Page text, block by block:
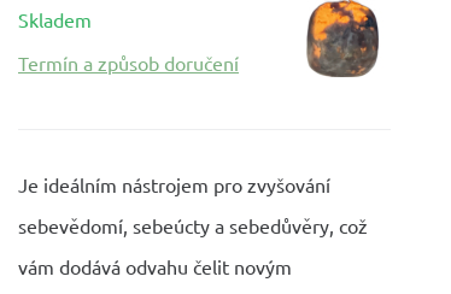
Skladem
Termín a způsob doručení
Je ideálním nástrojem pro zvyšování
sebevědomí, sebeúcty a sebedůvěry, což
vám dodává odvahu čelit novým